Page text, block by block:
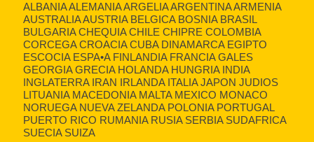
ALBANIA ALEMANIA ARGELIA ARGENTINA ARMENIA
AUSTRALIA AUSTRIA BELGICA BOSNIA BRASIL
BULGARIA CHEQUIA CHILE CHIPRE COLOMBIA
CORCEGA CROACIA CUBA DINAMARCA EGIPTO
ESCOCIA ESPA•A FINLANDIA FRANCIA GALES
GEORGIA GRECIA HOLANDA HUNGRIA INDIA
INGLATERRA IRAN IRLANDA ITALIA JAPON JUDIOS
LITUANIA MACEDONIA MALTA MEXICO MONACO
NORUEGA NUEVA ZELANDA POLONIA PORTUGAL
PUERTO RICO RUMANIA RUSIA SERBIA SUDAFRICA
SUECIA SUIZA